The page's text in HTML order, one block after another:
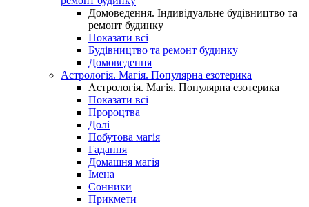
Домоведення. Індивідуальне будівництво та
ремонт будинку
Показати всі
Будівництво та ремонт будинку
Домоведення
Астрологія. Магія. Популярна езотерика
Астрологія. Магія. Популярна езотерика
Показати всі
Пророцтва
Долі
Побутова магія
Гадання
Домашня магія
Імена
Сонники
Прикмети